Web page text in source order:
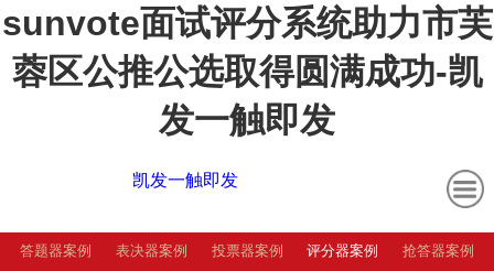
sunvote面试评分系统助力市芙
蓉区公推公选取得圆满成功-凯
发一触即发
凯发一触即发
答题器案例 表决器案例 投票器案例 评分器案例 抢答器案例